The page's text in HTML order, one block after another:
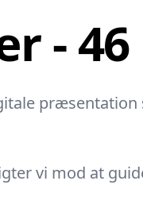
- 46
vi mod at